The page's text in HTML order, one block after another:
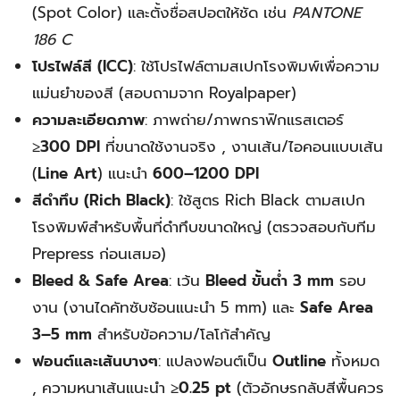
(Spot Color) และตั้งชื่อสปอตให้ชัด เช่น PANTONE
186 C
โปรไฟล์สี (ICC): ใช้โปรไฟล์ตามสเปกโรงพิมพ์เพื่อความ
แม่นยำของสี (สอบถามจาก Royalpaper)
ความละเอียดภาพ: ภาพถ่าย/ภาพกราฟิกแรสเตอร์
≥300 DPI ที่ขนาดใช้งานจริง , งานเส้น/ไอคอนแบบเส้น
(Line Art) แนะนำ600–1200 DPI
สีดำทึบ (Rich Black): ใช้สูตร Rich Black ตามสเปก
โรงพิมพ์สำหรับพื้นที่ดำทึบขนาดใหญ่ (ตรวจสอบกับทีม
Prepress ก่อนเสมอ)
Bleed & Safe Area: เว้นBleed ขั้นต่ำ 3 mm รอบ
งาน (งานไดคัทซับซ้อนแนะนำ 5 mm) และSafe Area
3–5 mm สำหรับข้อความ/โลโก้สำคัญ
ฟอนต์และเส้นบางๆ: แปลงฟอนต์เป็นOutline ทั้งหมด
, ความหนาเส้นแนะนำ≥0.25 pt (ตัวอักษรกลับสีพื้นควร